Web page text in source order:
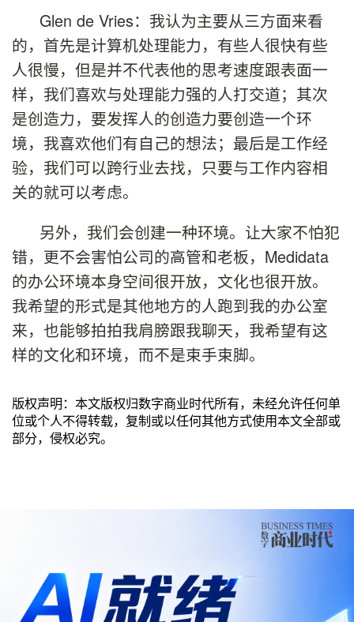
Glen de Vries：我认为主要从三方面来看
的，首先是计算机处理能力，有些人很快有些
人很慢，但是并不代表他的思考速度跟表面一
样，我们喜欢与处理能力强的人打交道；其次
是创造力，要发挥人的创造力要创造一个环
境，我喜欢他们有自己的想法；最后是工作经
验，我们可以跨行业去找，只要与工作内容相
关的就可以考虑。
另外，我们会创建一种环境。让大家不怕犯
错，更不会害怕公司的高管和老板，Medidata
的办公环境本身空间很开放，文化也很开放。
我希望的形式是其他地方的人跑到我的办公室
来，也能够拍拍我肩膀跟我聊天，我希望有这
样的文化和环境，而不是束手束脚。
版权声明：本文版权归数字商业时代所有，未经允许任何单
位或个人不得转载，复制或以任何其他方式使用本文全部或
部分，侵权必究。